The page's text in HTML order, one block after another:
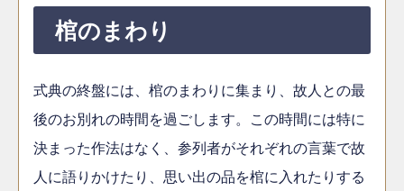
棺のまわり
式典の終盤には、棺のまわりに集まり、故人との最
後のお別れの時間を過ごします。この時間には特に
決まった作法はなく、参列者がそれぞれの言葉で故
人に語りかけたり、思い出の品を棺に入れたりする